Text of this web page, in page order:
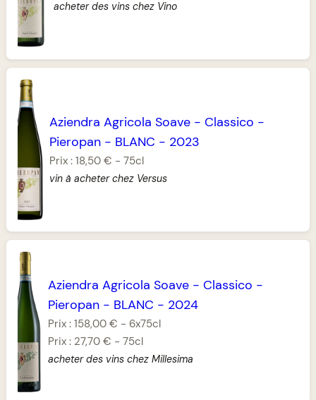
acheter des vins chez Vino
Aziendra Agricola Soave- Classico -
Pieropan- BLANC - 2023
Prix : 18,50 € - 75cl
vin à acheter chez Versus
Aziendra Agricola Soave- Classico -
Pieropan- BLANC - 2024
Prix : 158,00 € - 6x75cl
Prix : 27,70 € - 75cl
acheter des vins chez Millesima